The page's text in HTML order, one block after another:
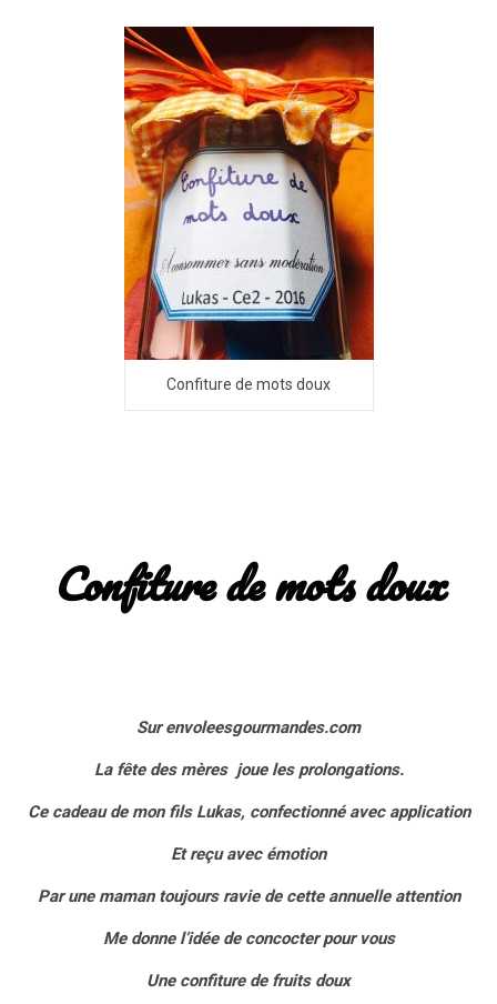
Confiture de mots doux
Confiture de mots doux
Sur envoleesgourmandes.com
La fête des mères joue les prolongations.
Ce cadeau de mon fils Lukas, confectionné avec application
Et reçu avec émotion
Par une maman toujours ravie de cette annuelle attention
Me donne l’idée de concocter pour vous
Une confiture de fruits doux